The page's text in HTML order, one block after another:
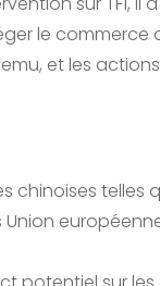
le commerce
et les
telles